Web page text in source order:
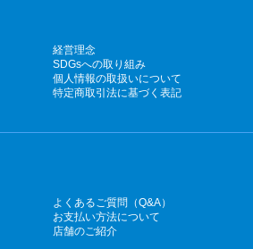
経営理念
SDGsへの取り組み
個人情報の取扱いについて
特定商取引法に基づく表記
よくあるご質問（Q&A）
お支払い方法について
店舗のご紹介